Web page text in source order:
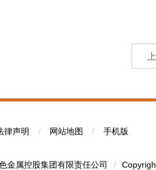
律声明 / 网站地图 / 手机版
金属控股集团有限责任公司 /